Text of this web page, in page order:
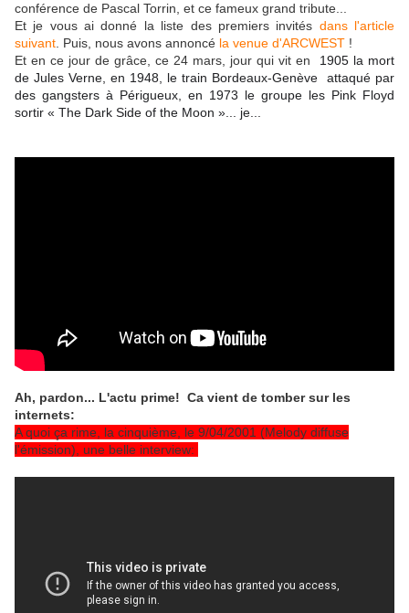
conférence de Pascal Torrin, et ce fameux grand tribute...
Et je vous ai donné la liste des premiers invités dans l'article
suivant . Puis, nous avons annoncé la venue d'ARCWEST !
Et en ce jour de grâce, ce 24 mars, jour qui vit en 1905 la mort
de Jules Verne, en 1948, le train Bordeaux-Genève attaqué par
des gangsters à Périgueux, en 1973 le groupe les Pink Floyd
sortir « The Dark Side of the Moon »... je...
Ah, pardon... L'actu prime! Ca vient de tomber sur les
internets:
A quoi ça rime, la cinquième, le 9/04/2001 (Melody diffuse
l'émission), une belle interview: